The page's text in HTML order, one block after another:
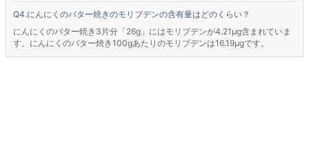
にんにくのバター焼きのモリブデンの含有量はどのくらい？
にんにくのバター焼き3片分「26g」にはモリブデンが4.21μg含まれていま
す。にんにくのバター焼き100gあたりのモリブデンは16.19μgです。